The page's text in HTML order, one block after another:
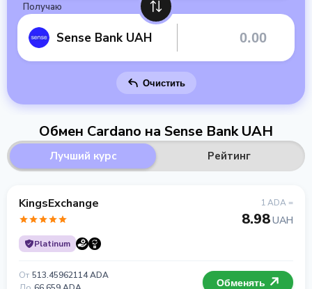
Получаю
Sense Bank UAH
Очистить
Обмен Cardano на Sense Bank UAH
Лучший курс Рейтинг
KingsExchange
Platinum
1 ADA =
8.98UAH
От 513.45962114 ADA
Обменять